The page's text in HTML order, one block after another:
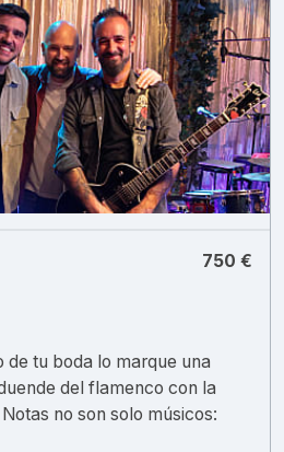
750 €
de tu boda lo marque una
del flamenco con la
no son solo músicos: